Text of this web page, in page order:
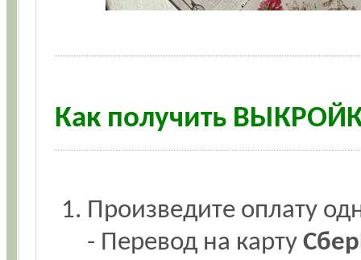
Как получить
Произведите оплату
- Перевод на карту